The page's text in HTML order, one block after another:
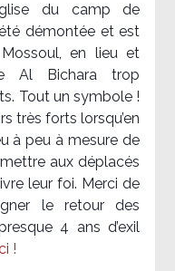
du camp de
démontée et est
en lieu et
Al Bichara trop
Tout un symbole !
très forts lorsqu’en
à peu à mesure de
aux déplacés
leur foi. Merci de
le retour des
4 ans d’exil
!